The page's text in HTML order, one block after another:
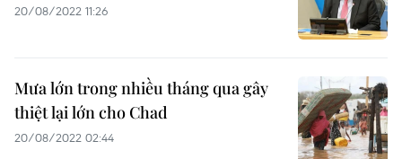
20/08/2022 11:26
Mưa lớn trong nhiều tháng qua gây
thiệt lại lớn cho Chad
20/08/2022 02:44